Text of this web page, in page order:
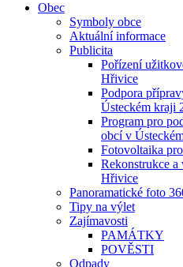
Obec
Symboly obce
Aktuální informace
Publicita
Pořízení
Hřivice
Podpora
Ústeckém kraji
Program pro
obcí v
Fotovoltaika
Rekonstrukce
Hřivice
Panoramatické foto
Tipy na výlet
Zajímavosti
PAMÁTKY
POVĚSTI
Odpady